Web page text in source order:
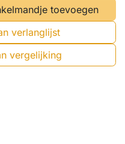
toevoegen
vergelijking
verlanglijst